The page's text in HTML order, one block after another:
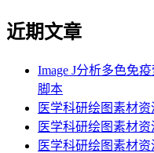
近期文章
Image J分析多色免
脚本
医学科研绘图素材
医学科研绘图素材
医学科研绘图素材